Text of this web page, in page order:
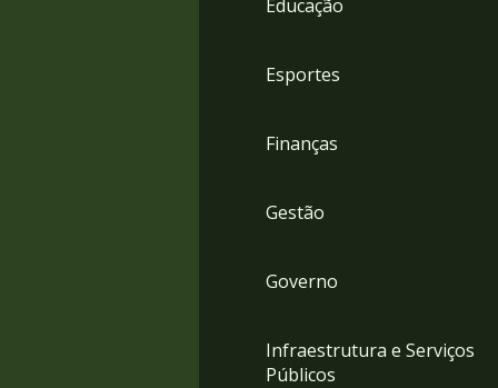
Educação
Esportes
Finanças
Gestão
Governo
Infraestrutura e Serviços
Públicos